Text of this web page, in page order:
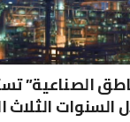
السنوات الثلاث